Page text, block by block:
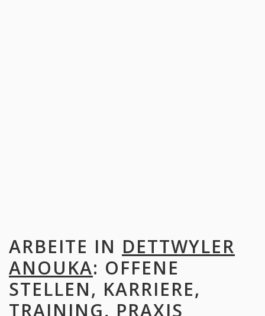
ARBEITE IN DETTWYLER
ANOUKA: OFFENE
STELLEN, KARRIERE,
TRAINING, PRAXIS